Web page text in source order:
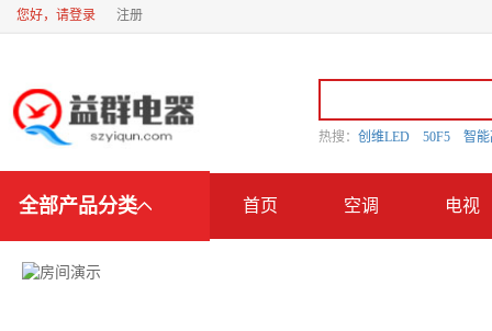
您好，请登录 注册
热搜： 创维LED 50F5 智
全部产品分类 首页 空调 电视